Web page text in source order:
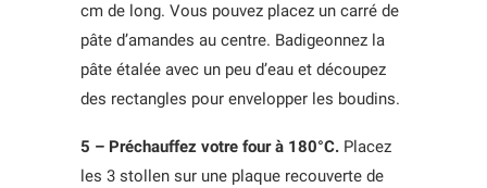
cm de long. Vous pouvez placez un carré de
pâte d’amandes au centre. Badigeonnez la
pâte étalée avec un peu d’eau et découpez
des rectangles pour envelopper les boudins.
5 – Préchauffez votre four à 180°C. Placez
les 3 stollen sur une plaque recouverte de